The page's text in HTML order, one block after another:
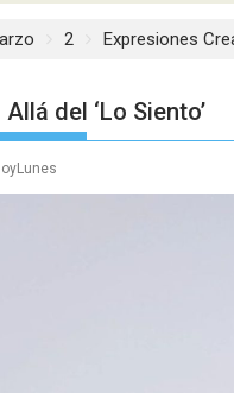
2 Expresiones
del ‘Lo Siento’